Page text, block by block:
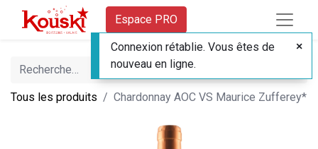
Espace PRO
Tous les produits Chardonnay AOC VS Maurice Zufferey*
Connexion rétablie. Vous êtes de
nouveau en ligne.